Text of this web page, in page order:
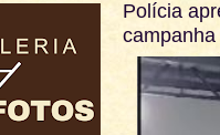
Polícia